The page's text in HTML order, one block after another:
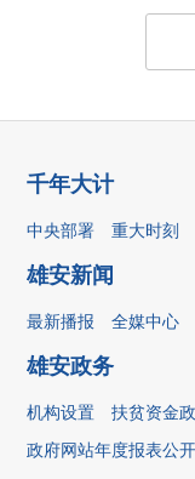
千年大计
中央部署 重大时刻
雄安新闻
最新播报 全媒中心
雄安政务
机构设置 扶贫资金
政府网站年度报表公